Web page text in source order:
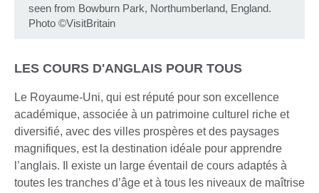
seen from Bowburn Park, Northumberland, England.
Photo ©VisitBritain
LES COURS D'ANGLAIS POUR TOUS
Le Royaume-Uni, qui est réputé pour son excellence
académique, associée à un patrimoine culturel riche et
diversifié, avec des villes prospères et des paysages
magnifiques, est la destination idéale pour apprendre
l’anglais. Il existe un large éventail de cours adaptés à
toutes les tranches d’âge et à tous les niveaux de maîtrise